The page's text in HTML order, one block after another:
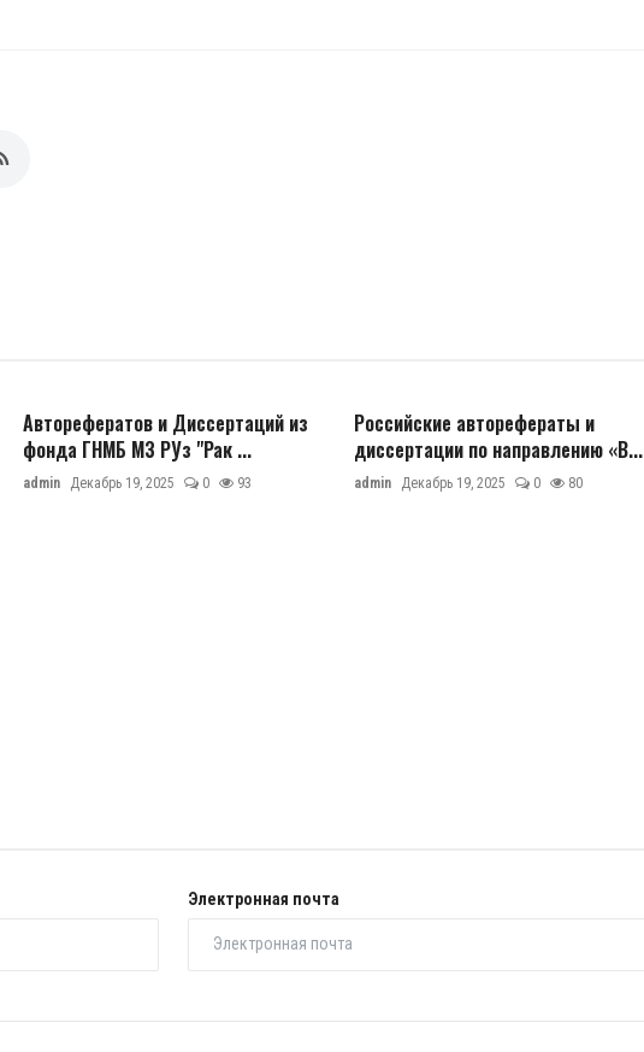
Авторефератов и Диссертаций из
фонда ГНМБ МЗ РУз "Рак ...
admin Декабрь 19, 2025 0 93
Российские авторефераты и
диссертации по направлению «В...
admin Декабрь 19, 2025 0 80
Электронная почта